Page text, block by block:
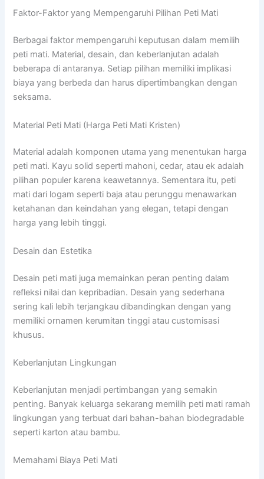
Faktor-Faktor yang Mempengaruhi Pilihan Peti Mati
Berbagai faktor mempengaruhi keputusan dalam memilih
peti mati. Material, desain, dan keberlanjutan adalah
beberapa di antaranya. Setiap pilihan memiliki implikasi
biaya yang berbeda dan harus dipertimbangkan dengan
seksama.
Material Peti Mati (Harga Peti Mati Kristen)
Material adalah komponen utama yang menentukan harga
peti mati. Kayu solid seperti mahoni, cedar, atau ek adalah
pilihan populer karena keawetannya. Sementara itu, peti
mati dari logam seperti baja atau perunggu menawarkan
ketahanan dan keindahan yang elegan, tetapi dengan
harga yang lebih tinggi.
Desain dan Estetika
Desain peti mati juga memainkan peran penting dalam
refleksi nilai dan kepribadian. Desain yang sederhana
sering kali lebih terjangkau dibandingkan dengan yang
memiliki ornamen kerumitan tinggi atau customisasi
khusus.
Keberlanjutan Lingkungan
Keberlanjutan menjadi pertimbangan yang semakin
penting. Banyak keluarga sekarang memilih peti mati ramah
lingkungan yang terbuat dari bahan-bahan biodegradable
seperti karton atau bambu.
Memahami Biaya Peti Mati